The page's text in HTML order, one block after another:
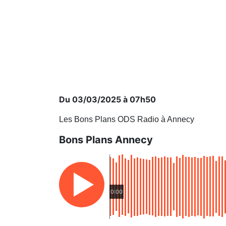
Du 03/03/2025 à 07h50
Les Bons Plans ODS Radio à Annecy
Bons Plans Annecy
0:00